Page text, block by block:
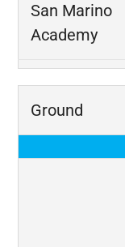
San Marino
Academy
Ground